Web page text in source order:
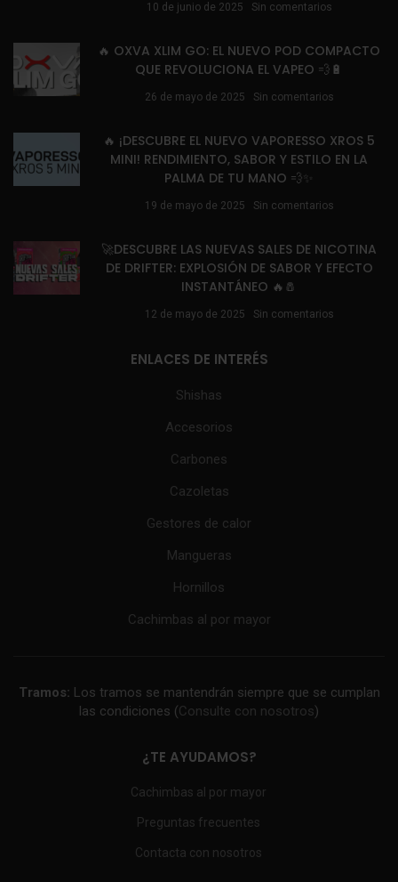
10 de junio de 2025 Sin comentarios
🔥 OXVA XLIM GO: EL NUEVO POD COMPACTO
QUE REVOLUCIONA EL VAPEO 💨🔋
26 de mayo de 2025 Sin comentarios
🔥 ¡DESCUBRE EL NUEVO VAPORESSO XROS 5
MINI! RENDIMIENTO, SABOR Y ESTILO EN LA
PALMA DE TU MANO 💨✨
19 de mayo de 2025 Sin comentarios
🚀DESCUBRE LAS NUEVAS SALES DE NICOTINA
DE DRIFTER: EXPLOSIÓN DE SABOR Y EFECTO
INSTANTÁNEO 🔥🧂
12 de mayo de 2025 Sin comentarios
ENLACES DE INTERÉS
Shishas
Accesorios
Carbones
Cazoletas
Gestores de calor
Mangueras
Hornillos
Cachimbas al por mayor
Tramos: Los tramos se mantendrán siempre que se cumplan
las condiciones (Consulte con nosotros)
¿TE AYUDAMOS?
Cachimbas al por mayor
Preguntas frecuentes
Contacta con nosotros